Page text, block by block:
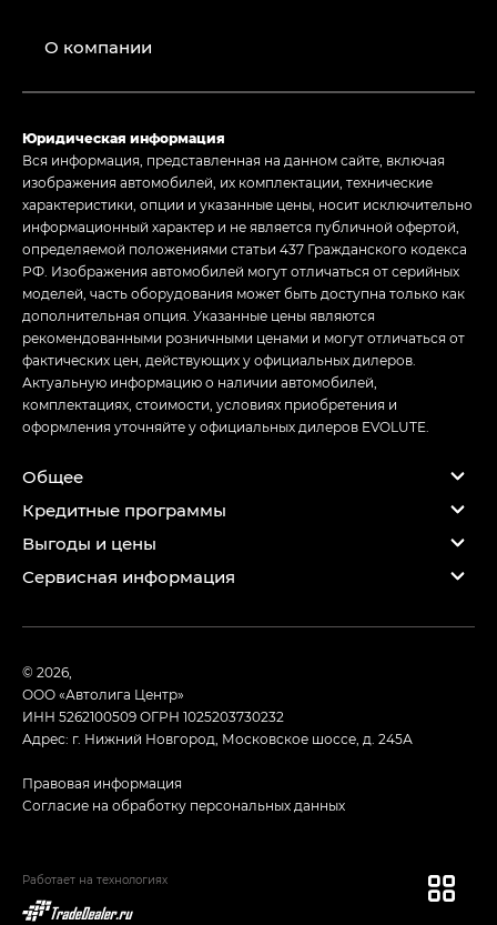
О компании
Юридическая информация
Вся информация, представленная на данном сайте, включая
изображения автомобилей, их комплектации, технические
характеристики, опции и указанные цены, носит исключительно
информационный характер и не является публичной офертой,
определяемой положениями статьи 437 Гражданского кодекса
РФ. Изображения автомобилей могут отличаться от серийных
моделей, часть оборудования может быть доступна только как
дополнительная опция. Указанные цены являются
рекомендованными розничными ценами и могут отличаться от
фактических цен, действующих у официальных дилеров.
Актуальную информацию о наличии автомобилей,
комплектациях, стоимости, условиях приобретения и
оформления уточняйте у официальных дилеров EVOLUTE.
Общее
Кредитные программы
Выгоды и цены
Сервисная информация
© 2026,
ООО «Автолига Центр»
ИНН 5262100509ОГРН 1025203730232
Адрес: г. Нижний Новгород, Московское шоссе, д. 245А
Правовая информация
Согласие на обработку персональных данных
Работает на технологиях